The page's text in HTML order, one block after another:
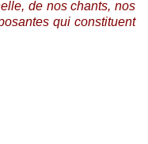
de nos chants, nos
qui constituent